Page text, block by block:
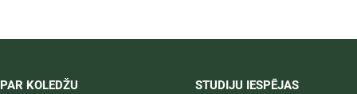
PAR KOLEDŽU STUDIJU IESPĒJAS